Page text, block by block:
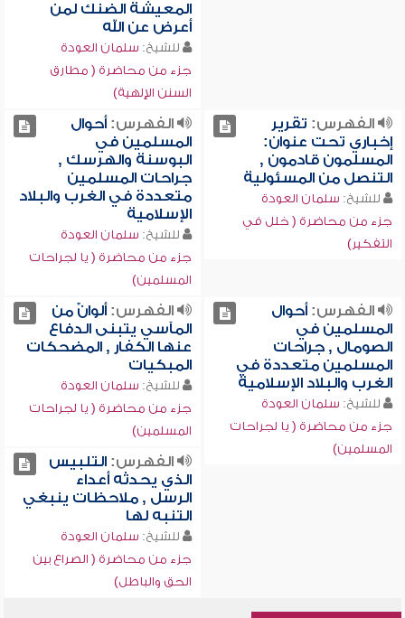
المعيشة الضنك لمن
أعرض عن الله
للشيخ: سلمان العودة
جزء من محاضرة ( مطارق
السنن الإلهية)
الفهرس: تقرير
إخباري تحت عنوان:
المسلمون قادمون ,
التنصل من المسئولية
للشيخ: سلمان العودة
جزء من محاضرة ( خلل في
التفكير)
الفهرس:أحوال
المسلمين في
البوسنة والهرسك ,
جراحات المسلمين
متعددة في الغرب والبلاد
الإسلامية
للشيخ: سلمان العودة
جزء من محاضرة ( يا لجراحات
المسلمين)
الفهرس:أحوال
المسلمين في
الصومال , جراحات
المسلمين متعددة في
الغرب والبلاد الإسلامية
للشيخ: سلمان العودة
جزء من محاضرة ( يا لجراحات
المسلمين)
الفهرس:ألوانٌ من
المآسي يتبنى الدفاع
عنها الكفار , المضحكات
المبكيات
للشيخ: سلمان العودة
جزء من محاضرة ( يا لجراحات
المسلمين)
الفهرس:التلبيس
الذي يحدثه أعداء
الرسل , ملاحظات ينبغي
التنبه لها
للشيخ: سلمان العودة
جزء من محاضرة ( الصراع بين
الحق والباطل)